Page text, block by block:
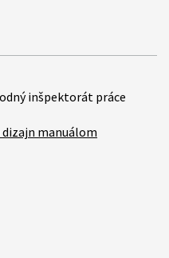
inšpektorát práce
manuálom